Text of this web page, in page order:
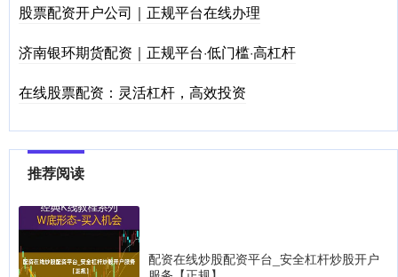
股票配资开户公司｜正规平台在线办理
济南银环期货配资｜正规平台·低门槛·高杠杆
在线股票配资：灵活杠杆，高效投资
推荐阅读
配资在线炒股配资平台_安全杠杆炒股开户